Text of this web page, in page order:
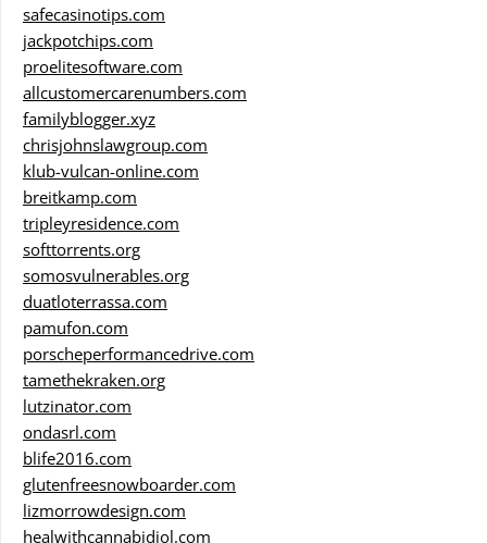
safecasinotips.com
jackpotchips.com
proelitesoftware.com
allcustomercarenumbers.com
familyblogger.xyz
chrisjohnslawgroup.com
klub-vulcan-online.com
breitkamp.com
tripleyresidence.com
softtorrents.org
somosvulnerables.org
duatloterrassa.com
pamufon.com
porscheperformancedrive.com
tamethekraken.org
lutzinator.com
ondasrl.com
blife2016.com
glutenfreesnowboarder.com
lizmorrowdesign.com
healwithcannabidiol.com